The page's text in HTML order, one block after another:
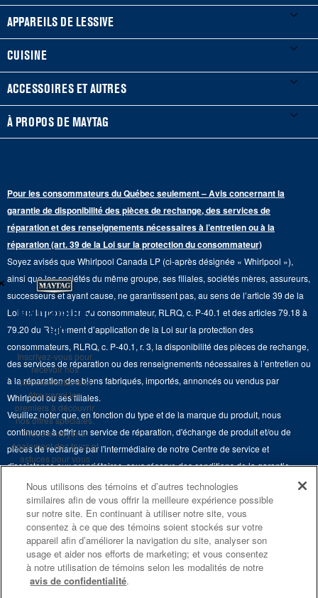
Mes électroménagers
Guides et documentation
Planifier une installation
Programmes de service prolongé
Pièces de rechange
Aide sur les produits
Suivre ma commande
Services de livraison et d'installation
Retours et échanges
Accessibilité
Services d'abonnement
Résidents du Québec
APPAREILS DE LESSIVE
Laveuses et sécheuses
Laveuses à chargement vertical
Sécheuses au gaz
Piédestaux de lessive
Qualité Commerciale
Duos de Lessive
CUISINE
Réfrigérateurs
Portes françaises
Cuisinières
Fours muraux
Hottes
Fours à micro-ondes
ACCESSOIRES ET AUTRES
Accessoires
À PROPOS DE MAYTAG
Communiquez avec nous
Monsieur Maytag
Carrières
Whirlpool et Corporation
Whirlpool au Canada
Pour les consommateurs du Québec seulement – Avis concernant la
garantie de disponibilité des pièces de rechange, des services de
réparation et des renseignements nécessaires à l’entretien ou à la
réparation (art. 39 de la Loi sur la protection du consommateur)
Soyez avisés que Whirlpool Canada LP (ci-après désignée « Whirlpool »),
ainsi que les sociétés du même groupe, ses filiales, sociétés mères, assureurs,
successeurs et ayant cause, ne garantissent pas, au sens de l’article 39 de la
Loi sur la protection du consommateur, RLRQ, c. P-40.1 et des articles 79.18 à
79.20 du Règlement d’application de la Loi sur la protection des
consommateurs, RLRQ, c. P-40.1, r. 3, la disponibilité des pièces de rechange,
des services de réparation ou des renseignements nécessaires à l’entretien ou
à la réparation des biens fabriqués, importés, annoncés ou vendus par
Whirlpool ou ses filiales.
Veuillez noter que, en fonction du type et de la marque du produit, nous
continuons à offrir un service de réparation, d'échange de produit et/ou de
pièces de rechange par l'intermédiaire de notre Centre de service et
d'assistance aux propriétaires, sous réserve des conditions de la garantie
limitée du fabricant. Pour plus d'informations, veuillez consulter les sites Web
de nos différentes marques sous la rubrique « Service et assistance » ou
appeler le 1-800-807-6777. Pour InSinkErator, appelez le 1-800-561-1700.
Ce marchand en ligne est situé au 200-6750, avenue Century, Mississauga
(Ontario) L5N 0B7. ®/TM © 2026 Maytag. Tous droits réservés.
Ne manquez
rien
Inscrivez-vous pour
recevoir nos
communications et
être parmi les
premiers à découvrir
nos offres spéciales.
Nous envoyons
également des trucs et
astuces pour vous
parti de vos
électroménagers.
S'INSCRIRE
**Une fois que je
m’inscris, Whirlpool
Canada peut
communiquer avec moi,
Nous utilisons des témoins et d’autres technologies
similaires afin de vous offrir la meilleure expérience possible
sur notre site. En continuant à utiliser notre site, vous
consentez à ce que des témoins soient stockés sur votre
appareil afin d’améliorer la navigation du site, analyser son
usage et aider nos efforts de marketing; et vous consentez
à notre utilisation de témoins selon les modalités de notre
avis de confidentialité.